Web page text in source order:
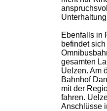
Ebenfalls in
befindet
gesamten
Uelzen. Am
Bahnhof
mit der
fahren.
Anschlüsse